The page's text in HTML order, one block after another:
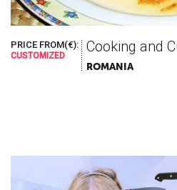
PRICE FROM(€):
CUSTOMIZED
ROMANIA